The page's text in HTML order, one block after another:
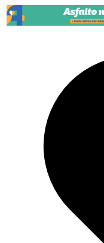
Pular para o conteúdo